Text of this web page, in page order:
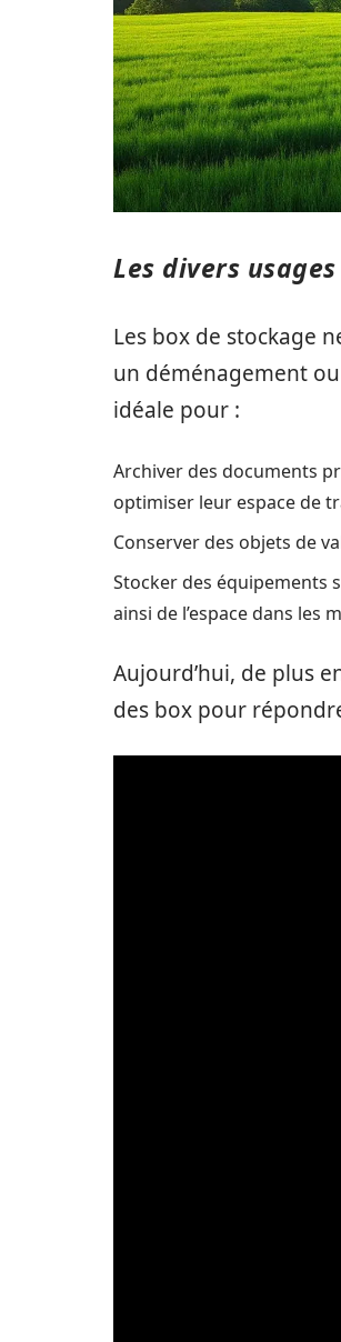
Les divers
Les box de stockage
un déménagement
idéale pour :
Archiver des documents
optimiser leur espace de
Conserver des objets de
Stocker des équipements
ainsi de l’espace dans les
Aujourd’hui, de plus
des box pour